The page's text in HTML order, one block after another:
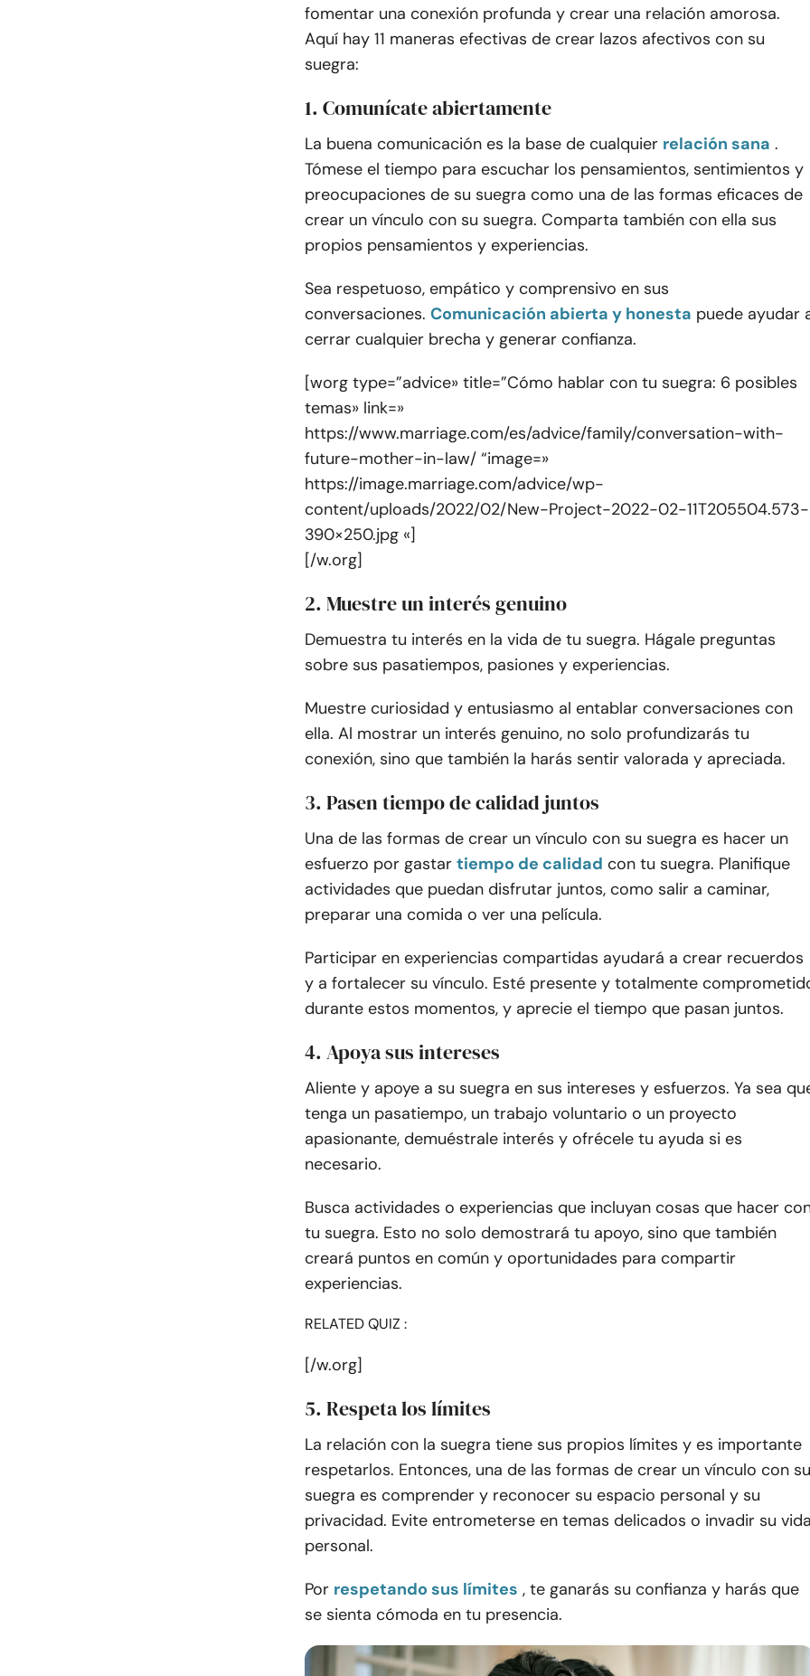
fomentar una conexión profunda y crear una relación amorosa.
Aquí hay 11 maneras efectivas de crear lazos afectivos con su
suegra:
1. Comunícate abiertamente
La buena comunicación es la base de cualquier relación sana .
Tómese el tiempo para escuchar los pensamientos, sentimientos y
preocupaciones de su suegra como una de las formas eficaces de
crear un vínculo con su suegra. Comparta también con ella sus
propios pensamientos y experiencias.
Sea respetuoso, empático y comprensivo en sus
conversaciones. Comunicación abierta y honesta puede ayudar
cerrar cualquier brecha y generar confianza.
[worg type=”advice» title=”Cómo hablar con tu suegra: 6 posibles
temas» link=»
https://www.marriage.com/es/advice/family/conversation-with-
future-mother-in-law/ “image=»
https://image.marriage.com/advice/wp-
content/uploads/2022/02/New-Project-2022-02-11T205504.573-
390×250.jpg «]
[/w.org]
2. Muestre un interés genuino
Demuestra tu interés en la vida de tu suegra. Hágale preguntas
sobre sus pasatiempos, pasiones y experiencias.
Muestre curiosidad y entusiasmo al entablar conversaciones con
ella. Al mostrar un interés genuino, no solo profundizarás tu
conexión, sino que también la harás sentir valorada y apreciada.
3. Pasen tiempo de calidad juntos
Una de las formas de crear un vínculo con su suegra es hacer un
esfuerzo por gastar tiempo de calidad con tu suegra. Planifique
actividades que puedan disfrutar juntos, como salir a caminar,
preparar una comida o ver una película.
Participar en experiencias compartidas ayudará a crear recuerdos
y a fortalecer su vínculo. Esté presente y totalmente
durante estos momentos, y aprecie el tiempo que pasan juntos.
4. Apoya sus intereses
Aliente y apoye a su suegra en sus intereses y esfuerzos. Ya sea
tenga un pasatiempo, un trabajo voluntario o un proyecto
apasionante, demuéstrale interés y ofrécele tu ayuda si es
necesario.
Busca actividades o experiencias que incluyan cosas que hacer
tu suegra. Esto no solo demostrará tu apoyo, sino que también
creará puntos en común y oportunidades para compartir
experiencias.
RELATED QUIZ :
[/w.org]
5. Respeta los límites
La relación con la suegra tiene sus propios límites y es importante
respetarlos. Entonces, una de las formas de crear un vínculo con su
suegra es comprender y reconocer su espacio personal y su
privacidad. Evite entrometerse en temas delicados o invadir su
personal.
Por respetando sus límites , te ganarás su confianza y harás que
se sienta cómoda en tu presencia.